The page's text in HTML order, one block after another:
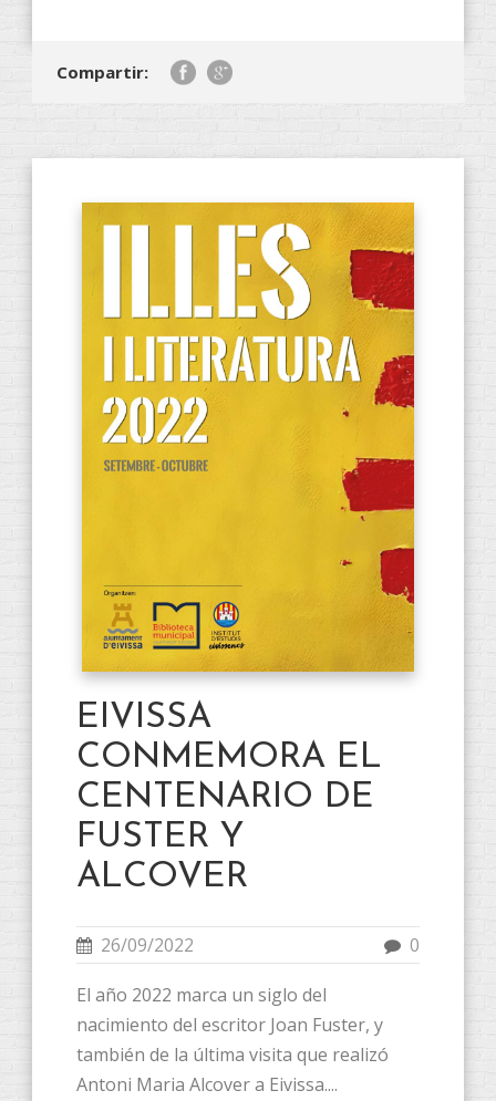
Compartir:
EIVISSA
CONMEMORA EL
CENTENARIO DE
FUSTER Y
ALCOVER
26/09/2022 0
El año 2022 marca un siglo del
nacimiento del escritor Joan Fuster, y
también de la última visita que realizó
Antoni Maria Alcover a Eivissa....